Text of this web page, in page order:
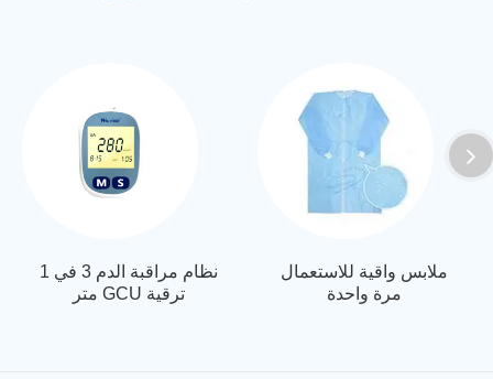
نظام مراقبة الدم 3 في 1
متر GCU ترقية
ملابس واقية للاستعمال
مرة واحدة